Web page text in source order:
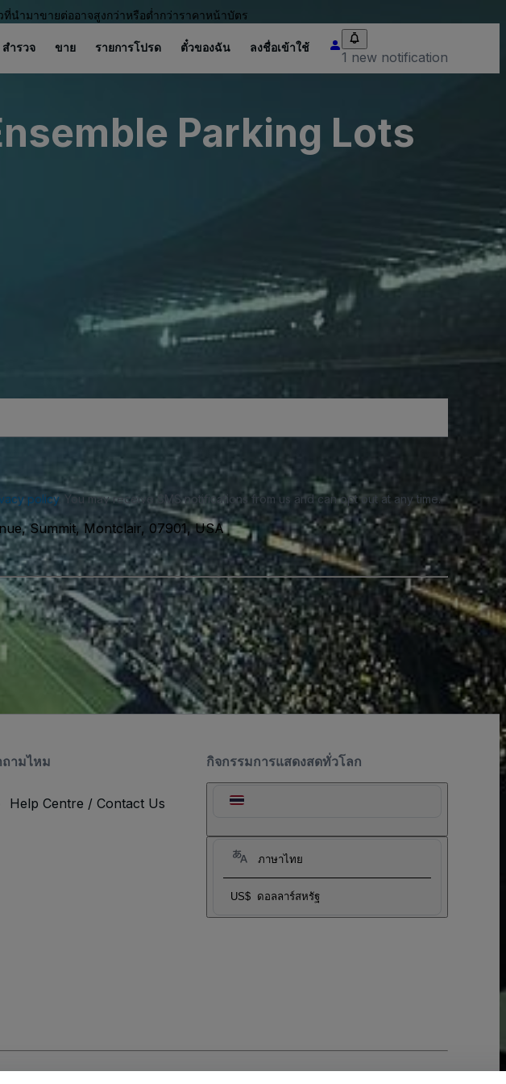
นำมาขายต่ออาจสูงกว่าหรือต่ำกว่าราคาหน้าบัตร
สำรวจ ขาย รายการโปรด ตั๋วของฉัน ลงชื่อเข้าใช้
1 new notification
Parking Lots
policy. You may receive SMS notifications from us and can opt out at any time.
Summit, Montclair, 07901, USA
กิจกรรมการแสดงสดทั่วโลก
ภาษาไทย
US$ ดอลลาร์สหรัฐ
ามไหม
Help Centre / Contact Us